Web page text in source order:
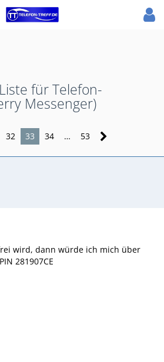
für Telefon-
Messenger)
32 33 34 … 53
wird, dann würde ich mich über
281907CE